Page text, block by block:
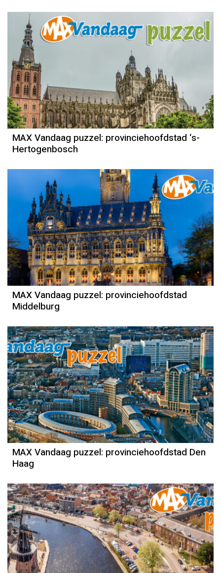
MAX Vandaag puzzel: provinciehoofdstad ‘s-
Hertogenbosch
MAX Vandaag puzzel: provinciehoofdstad
Middelburg
MAX Vandaag puzzel: provinciehoofdstad Den
Haag